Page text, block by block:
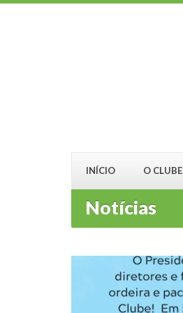
INÍCIO O CLUBE
Notícias